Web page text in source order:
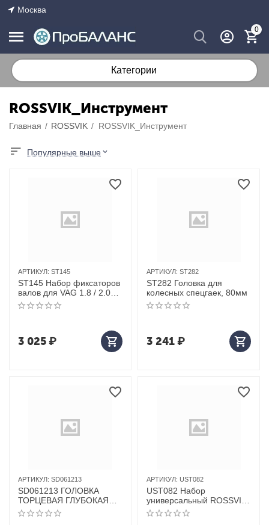
Москва
0
Категории
ROSSVIK_Инструмент
Главная / ROSSVIK / ROSSVIK_Инструмент
Популярные выше
АРТИКУЛ: ST145
ST145 Набор фиксаторов
валов для VAG 1.8 / 2.0
TSI TFSI EA888
3 025₽
АРТИКУЛ: ST282
ST282 Головка для
колесных спецгаек, 80мм
3 241₽
АРТИКУЛ: SD061213
SD061213 ГОЛОВКА
ТОРЦЕВАЯ ГЛУБОКАЯ
ROSSVIK 1/2", 13ММ
АРТИКУЛ: UST082
UST082 Набор
универсальный ROSSVIK,
82 предмета